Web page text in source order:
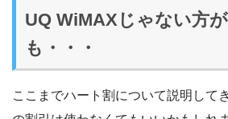
UQ WiMAXじゃない方
も・・・
ここまでハート割について説明して